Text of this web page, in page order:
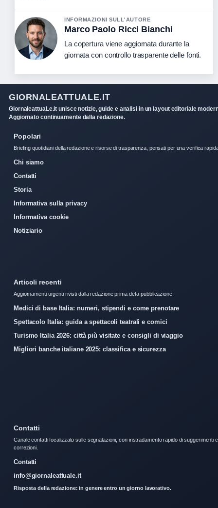
INFORMAZIONI SULL'AUTORE
Marco Paolo Ricci Bianchi
La copertura viene aggiornata durante la
giornata con controllo trasparente delle fonti.
GIORNALEATTUALE.IT
GiornaleattuaLe.it unisce notizie, guide e analisi in un layout editoriale
Aggiornato continuamente dalla redazione.
Popolari
Briefing quotidiani della redazione e risorse di trasparenza, pensati per una verifica
Chi siamo
Contatti
Storia
Informativa sulla privacy
Informativa cookie
Notiziario
Articoli recenti
Aggiornamenti urgenti rivisti dalla redazione prima della pubblicazione.
Medici di base Italia: numeri, stipendi e come prenotare
Spettacolo Italia: guida a spettacoli teatrali e comici
Turismo Italia 2026: città più visitate e consigli di viaggio
Migliori banche italiane 2025: classifica e sicurezza
Contatti
Canale contatti focalizzato sulle segnalazioni, con instradamento rapido di suggerimenti e
correzioni.
Contatti
info@giornaleattuale.it
Risposta della redazione: in genere entro un giorno lavorativo.